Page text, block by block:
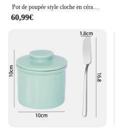
Pot de poupée style cloche en céramique, crock de poupée française pour comptoir avec couteau à la demande, plat de poupée avec couvercle
60,99€